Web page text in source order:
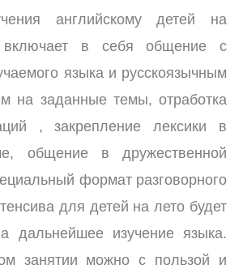
английскому детей на
в себя общение с
языка и русскоязычным
на заданные темы, отработка
, закрепление лексики в
общение в дружественной
формат разговорного
для детей на лето будет
дальнейшее изучение языка.
занятии можно с пользой и